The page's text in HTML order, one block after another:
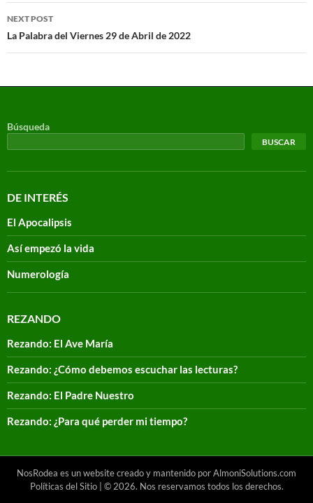
NEXT POST
La Palabra del Viernes 29 de Abril de 2022
Búsqueda
BUSCAR
DE INTERÉS
El Apocalipsis
Así empezó la vida
Numerología
REZANDO
Rezando: El Ave María
Rezando: ¿Cómo debemos escuchar las lecturas?
Rezando: El Padre Nuestro
Rezando: ¿Para qué perder mi tiempo?
NosRodea es un website creado y mantenido por AlmoniSolutions.com
Políticas del Sitio| © 2026. Nos reservamos todos los derechos.